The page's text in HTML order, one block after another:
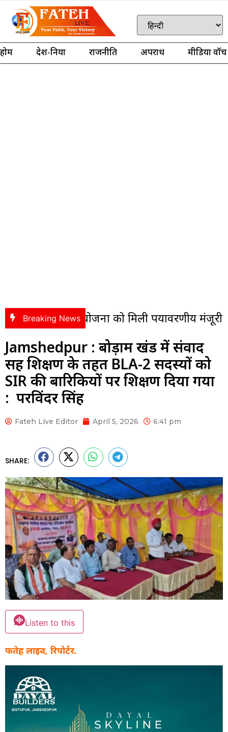
होम देश-दुनिया राजनीति अपराध मीडिया वॉच
Breaking News
को मिली पर्यावरणीय मंजूरी की पहली
Jamshedpur : बोड़ाम प्रखंड में संवाद
सह प्रशिक्षण के तहत BLA-2 सदस्यों को
SIR की बारिकियों पर प्रशिक्षण दिया गया
: परविंदर सिंह
Fateh Live Editor April 5, 2026 6:41 pm
SHARE:
Listen to this
फतेह लाइव, रिपोर्टर.